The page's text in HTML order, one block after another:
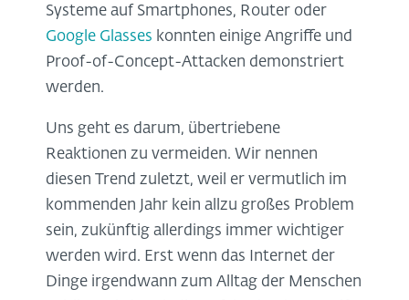
Systeme auf Smartphones, Router oder
Google Glasses konnten einige Angriffe und
Proof-of-Concept-Attacken demonstriert
werden.
Uns geht es darum, übertriebene
Reaktionen zu vermeiden. Wir nennen
diesen Trend zuletzt, weil er vermutlich im
kommenden Jahr kein allzu großes Problem
sein, zukünftig allerdings immer wichtiger
werden wird. Erst wenn das Internet der
Dinge irgendwann zum Alltag der Menschen